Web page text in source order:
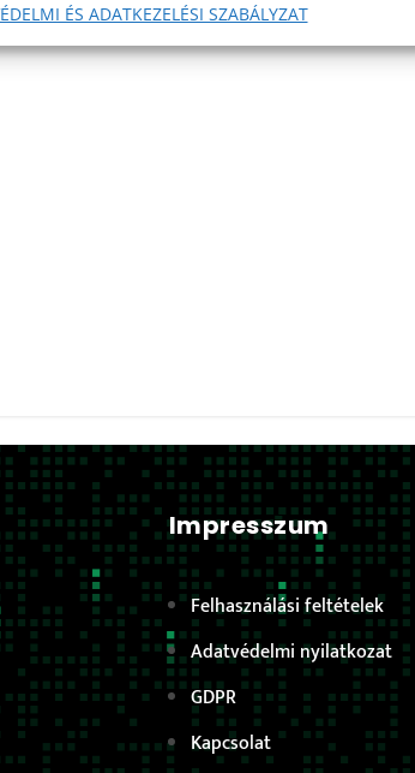
ÉS ADATKEZELÉSI SZABÁLYZAT
Impresszum
Felhasználási feltételek
Adatvédelmi nyilatkozat
GDPR
Kapcsolat